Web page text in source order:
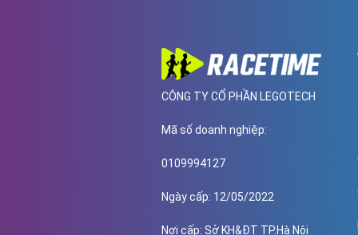
CÔNG TY CỔ PHẦN LEGOTECH
Mã số doanh nghiệp:
0109994127
Ngày cấp: 12/05/2022
Nơi cấp: Sở KH&ĐT TP.Hà Nội